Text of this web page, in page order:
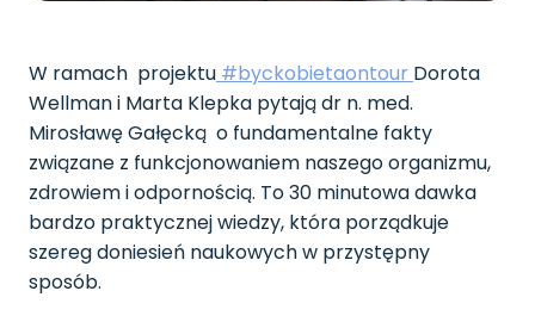
W ramach projektu #byckobietaontour Dorota
Wellman i Marta Klepka pytają dr n. med.
Mirosławę Gałęcką o fundamentalne fakty
związane z funkcjonowaniem naszego organizmu,
zdrowiem i odpornością. To 30 minutowa dawka
bardzo praktycznej wiedzy, która porządkuje
szereg doniesień naukowych w przystępny
sposób.